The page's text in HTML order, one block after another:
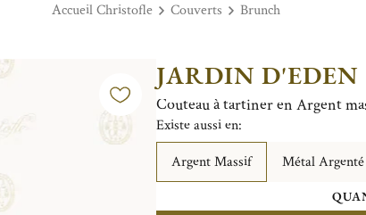
Accueil Christofle Couverts Brunch
JARDIN D'EDEN
Couteau à tartiner en Argent
Existe aussi en:
Argent Massif
Métal Argenté